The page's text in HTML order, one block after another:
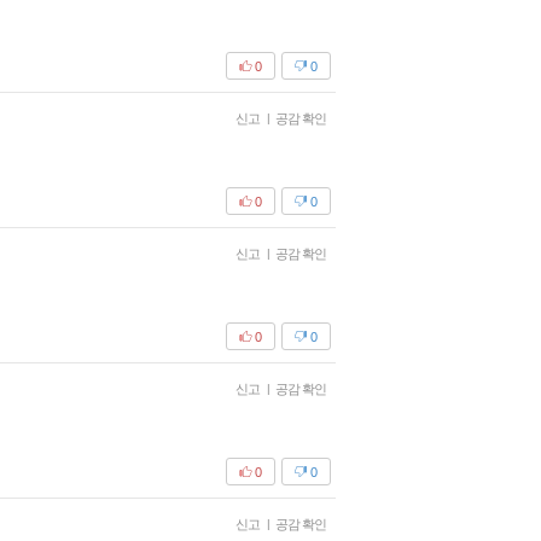
0
0
신고 | 공감 확인
0
0
신고 | 공감 확인
0
0
신고 | 공감 확인
0
0
신고 | 공감 확인